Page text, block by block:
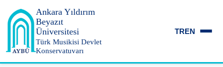
Ankara Yıldırım
Beyazıt
Üniversitesi
Türk Musikisi Devlet
Konservatuvarı
TREN